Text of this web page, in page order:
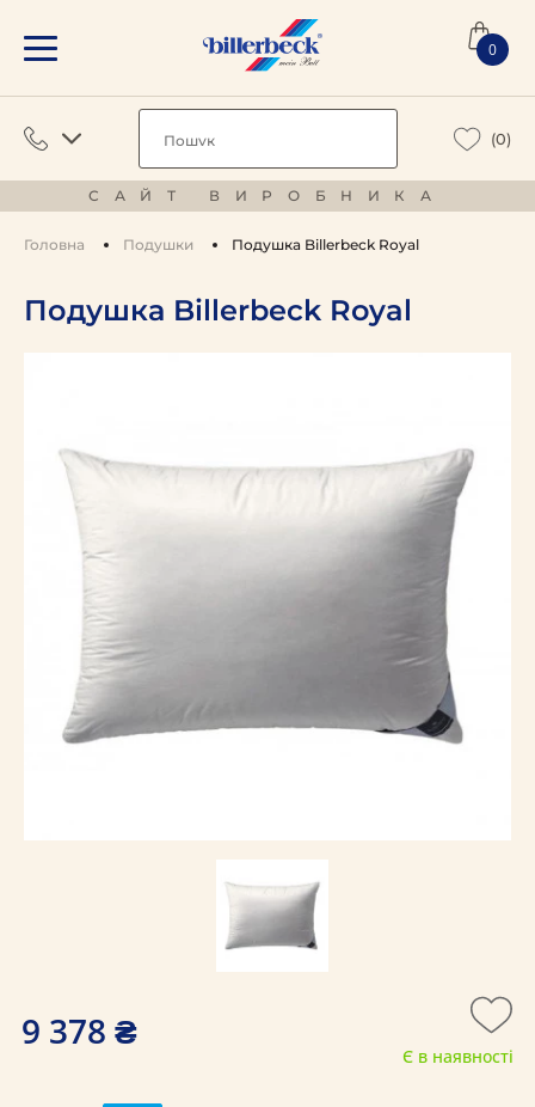
0
(0)
САЙТ ВИРОБНИКА
Головна Подушки Подушка Billerbeck Royal
Подушка Billerbeck Royal
9 378 ₴
Є в наявності